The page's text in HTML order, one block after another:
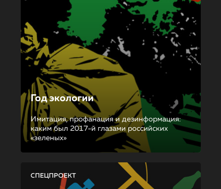
Год экологии
Имитация, профанация и дезинформация:
каким был 2017-й глазами российских
«зеленых»
СПЕЦПРОЕКТ